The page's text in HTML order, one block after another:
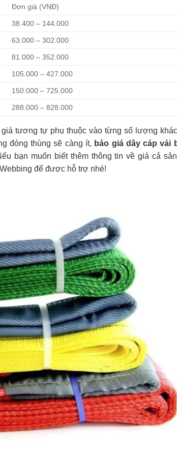
Đơn giá (VNĐ)
38.400 – 144.000
63.000 – 302.000
81.000 – 352.000
105.000 – 427.000
150.000 – 725.000
288.000 – 828.000
tương tự phụ thuộc vào từng số lượng
đóng thùng sẽ càng ít, báo giá dây cáp vải
bạn muốn biết thêm thông tin về giá cả
để được hỗ trợ nhé!